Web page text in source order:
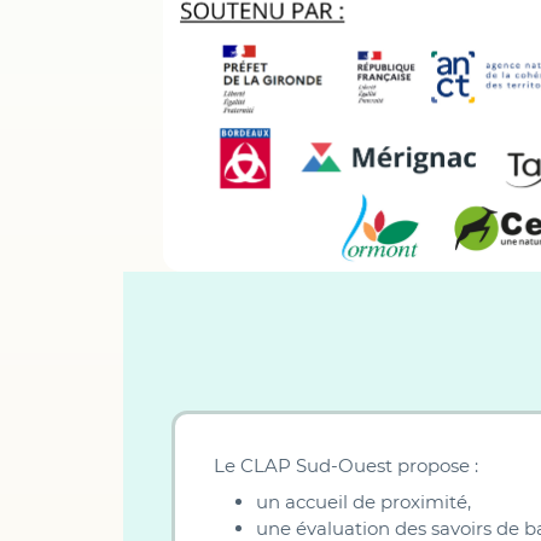
Le CLAP Sud-Ouest propose :
un accueil de proximité,
une évaluation des savoirs de